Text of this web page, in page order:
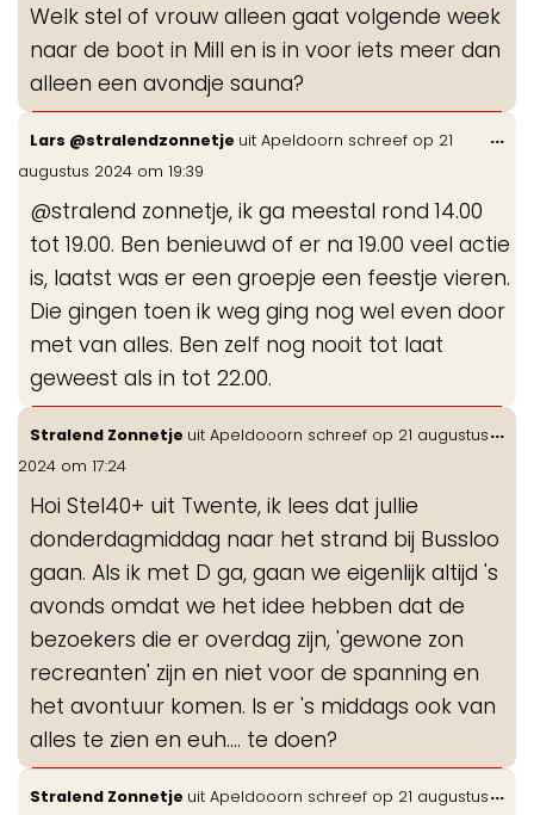
Welk stel of vrouw alleen gaat volgende week
naar de boot in Mill en is in voor iets meer dan
alleen een avondje sauna?
Lars @stralendzonnetje uit Apeldoorn schreef op 21
augustus 2024 om 19:39
@stralend zonnetje, ik ga meestal rond 14.00
tot 19.00. Ben benieuwd of er na 19.00 veel actie
is, laatst was er een groepje een feestje vieren.
Die gingen toen ik weg ging nog wel even door
met van alles. Ben zelf nog nooit tot laat
geweest als in tot 22.00.
...
Stralend Zonnetje uit Apeldooorn schreef op 21 augustus
2024 om 17:24
Hoi Stel40+ uit Twente, ik lees dat jullie
donderdagmiddag naar het strand bij Bussloo
gaan. Als ik met D ga, gaan we eigenlijk altijd 's
avonds omdat we het idee hebben dat de
bezoekers die er overdag zijn, 'gewone zon
recreanten' zijn en niet voor de spanning en
het avontuur komen. Is er 's middags ook van
alles te zien en euh.... te doen?
...
Stralend Zonnetje uit Apeldooorn schreef op 21 augustus...